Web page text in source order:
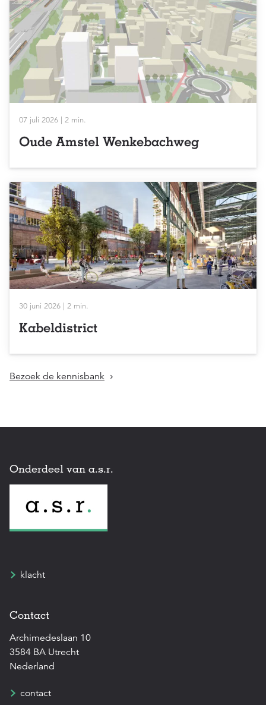
07 juli 2026 | 2 min.
Oude Amstel Wenkebachweg
30 juni 2026 | 2 min.
Kabeldistrict
Bezoek de kennisbank
Onderdeel van a.s.r.
klacht
Contact
Archimedeslaan 10
3584 BA Utrecht
Nederland
contact